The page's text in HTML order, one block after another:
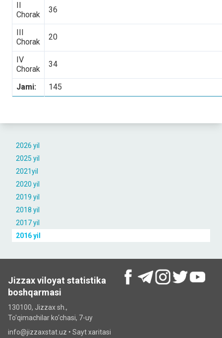
2026 yil
2025 yil
2021yil
2020 yil
2019 yil
2018 yil
2017 yil
2016 yil
II
Chorak
36
III
Chorak
20
IV
Chorak
34
Jami: 145
Jizzax viloyat statistika
boshqarmasi
130100, Jizzax sh.,
To'qimachilar ko‘chаsi, 7-uy
info@jizzaxstat.uz • Sayt xaritasi